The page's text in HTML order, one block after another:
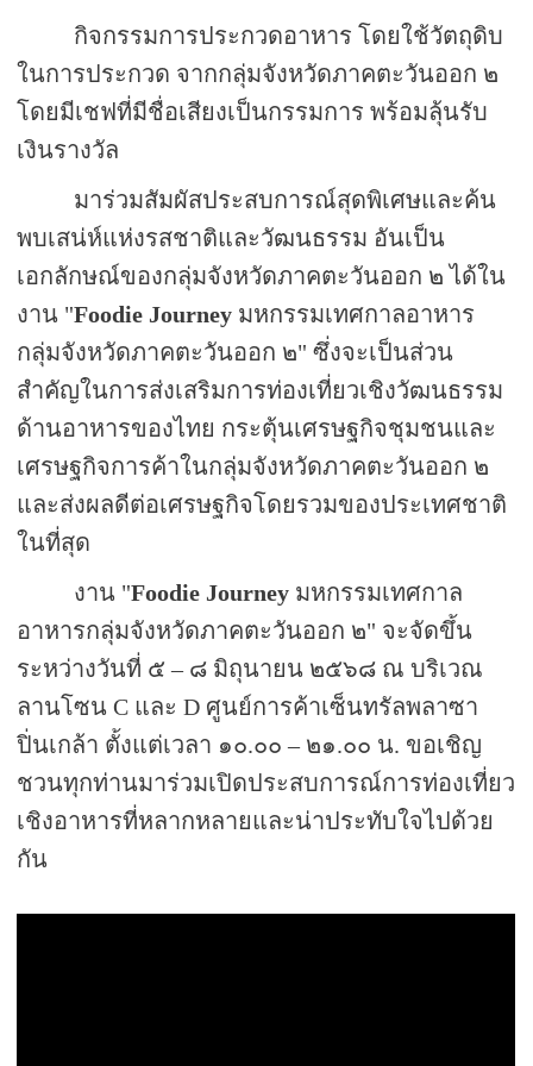
กิจกรรมการประกวดอาหาร โดยใช้วัตถุดิบ
ในการประกวด จากกลุ่มจังหวัดภาคตะวันออก ๒
โดยมีเชฟที่มีชื่อเสียงเป็นกรรมการ พร้อมลุ้นรับ
เงินรางวัล
มาร่วมสัมผัสประสบการณ์สุดพิเศษและค้น
พบเสน่ห์แห่งรสชาติและวัฒนธรรม อันเป็น
เอกลักษณ์ของกลุ่มจังหวัดภาคตะวันออก ๒ ได้ใน
งาน "Foodie Journey มหกรรมเทศกาลอาหาร
กลุ่มจังหวัดภาคตะวันออก ๒" ซึ่งจะเป็นส่วน
สำคัญในการส่งเสริมการท่องเที่ยวเชิงวัฒนธรรม
ด้านอาหารของไทย กระตุ้นเศรษฐกิจชุมชนและ
เศรษฐกิจการค้าในกลุ่มจังหวัดภาคตะวันออก ๒
และส่งผลดีต่อเศรษฐกิจโดยรวมของประเทศชาติ
ในที่สุด
งาน "Foodie Journey มหกรรมเทศกาล
อาหารกลุ่มจังหวัดภาคตะวันออก ๒" จะจัดขึ้น
ระหว่างวันที่ ๕ – ๘ มิถุนายน ๒๕๖๘ ณ บริเวณ
ลานโซนC และD ศูนย์การค้าเซ็นทรัลพลาซา
ปิ่นเกล้า ตั้งแต่เวลา ๑๐.๐๐ – ๒๑.๐๐ น. ขอเชิญ
ชวนทุกท่านมาร่วมเปิดประสบการณ์การท่องเที่ยว
เชิงอาหารที่หลากหลายและน่าประทับใจไปด้วย
กัน